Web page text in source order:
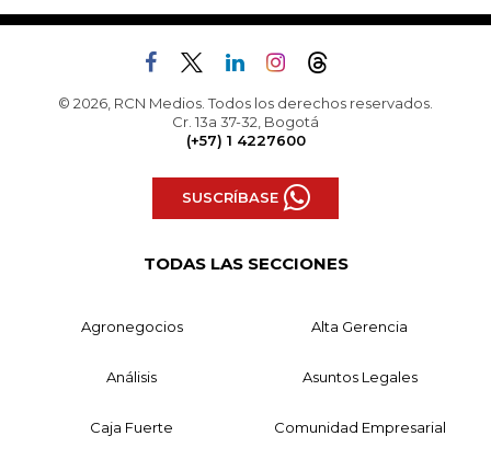
© 2026, RCN Medios. Todos los derechos reservados.
Cr. 13a 37-32, Bogotá
(+57) 1 4227600
SUSCRÍBASE
TODAS LAS SECCIONES
Agronegocios Alta Gerencia
Análisis Asuntos Legales
Caja Fuerte Comunidad Empresarial